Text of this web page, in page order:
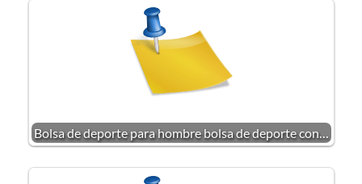
Bolsa de deporte para hombre bolsa de deporte con…